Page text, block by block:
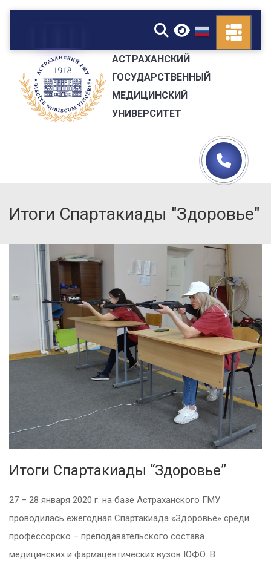
▼
АСТРАХАНСКИЙ
ГОСУДАРСТВЕННЫЙ
МЕДИЦИНСКИЙ
УНИВЕРСИТЕТ
Итоги Спартакиады "Здоровье"
Итоги Спартакиады “Здоровье”
27 – 28 января 2020 г. на базе Астраханского ГМУ
проводилась ежегодная Спартакиада «Здоровье» среди
профессорско – преподавательского состава
медицинских и фармацевтических вузов ЮФО. В